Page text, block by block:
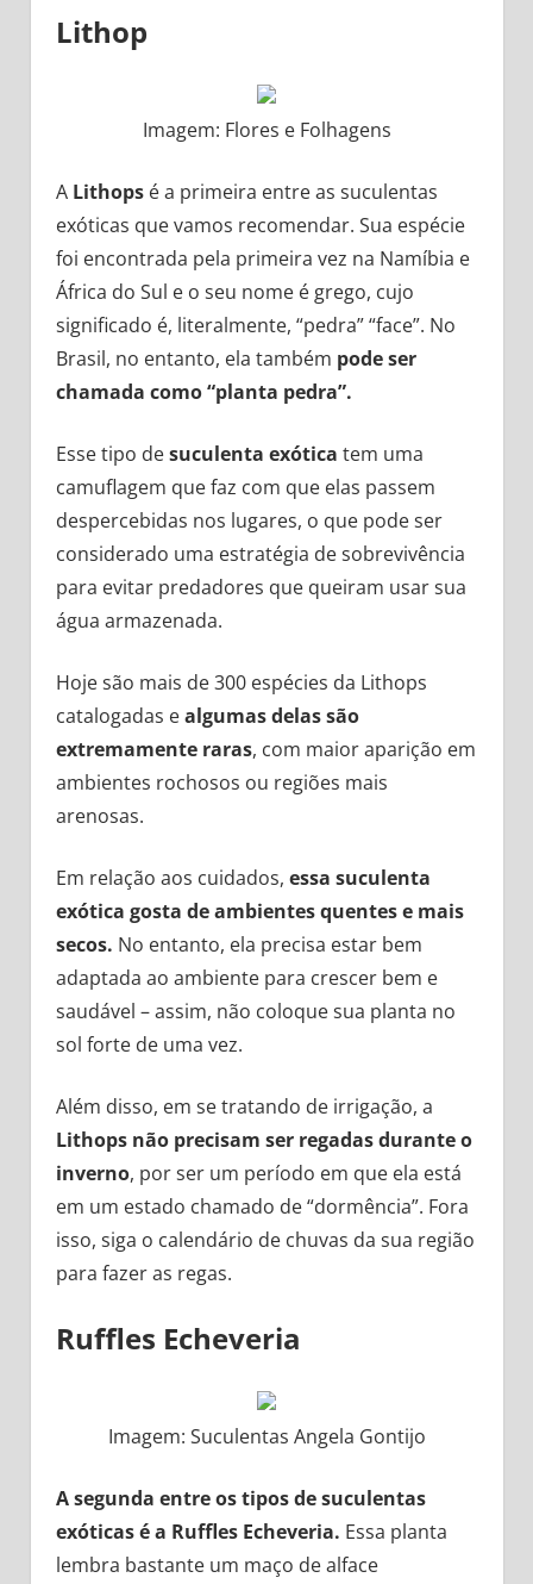
Lithop
Imagem: Flores e Folhagens
A Lithopsé a primeira entre as suculentas
exóticas que vamos recomendar. Sua espécie
foi encontrada pela primeira vez na Namíbia e
África do Sul e o seu nome é grego, cujo
significado é, literalmente, “pedra” “face”. No
Brasil, no entanto, ela também pode ser
chamada como “planta pedra”.
Esse tipo desuculenta exótica tem uma
camuflagem que faz com que elas passem
despercebidas nos lugares, o que pode ser
considerado uma estratégia de sobrevivência
para evitar predadores que queiram usar sua
água armazenada.
Hoje são mais de 300 espécies da Lithops
catalogadas ealgumas delas são
extremamente raras, com maior aparição em
ambientes rochosos ou regiões mais
arenosas.
Em relação aos cuidados, essa suculenta
exótica gosta de ambientes quentes e mais
secos. No entanto, ela precisa estar bem
adaptada ao ambiente para crescer bem e
saudável – assim, não coloque sua planta no
sol forte de uma vez.
Além disso, em se tratando de irrigação, a
Lithops não precisam ser regadas durante o
inverno, por ser um período em que ela está
em um estado chamado de “dormência”. Fora
isso, siga o calendário de chuvas da sua região
para fazer as regas.
Ruffles Echeveria
Imagem: Suculentas Angela Gontijo
A segunda entre os tipos de suculentas
exóticas é a Ruffles Echeveria. Essa planta
lembra bastante um maço de alface